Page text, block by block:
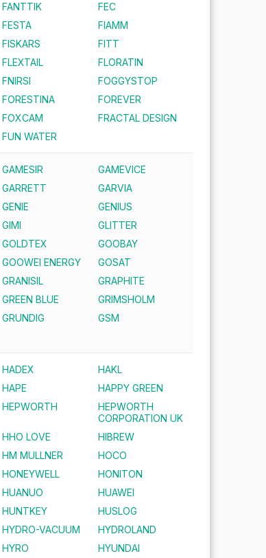
FANTTIK
FEC
FESTA
FIAMM
FISKARS
FITT
FLEXTAIL
FLORATIN
FNIRSI
FOGGYSTOP
FORESTINA
FOREVER
FOXCAM
FRACTAL DESIGN
FUN WATER
GAMESIR
GAMEVICE
GARRETT
GARVIA
GENIE
GENIUS
GIMI
GLITTER
GOLDTEX
GOOBAY
GOOWEI ENERGY
GOSAT
GRANISIL
GRAPHITE
GREEN BLUE
GRIMSHOLM
GRUNDIG
GSM
HADEX
HAKL
HAPE
HAPPY GREEN
HEPWORTH
HEPWORTH
CORPORATION UK
HHO LOVE
HIBREW
HM MULLNER
HOCO
HONEYWELL
HONITON
HUANUO
HUAWEI
HUNTKEY
HUSLOG
HYDRO-VACUUM
HYDROLAND
HYRO HYUNDAI